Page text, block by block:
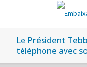
Le Président
téléphone avec